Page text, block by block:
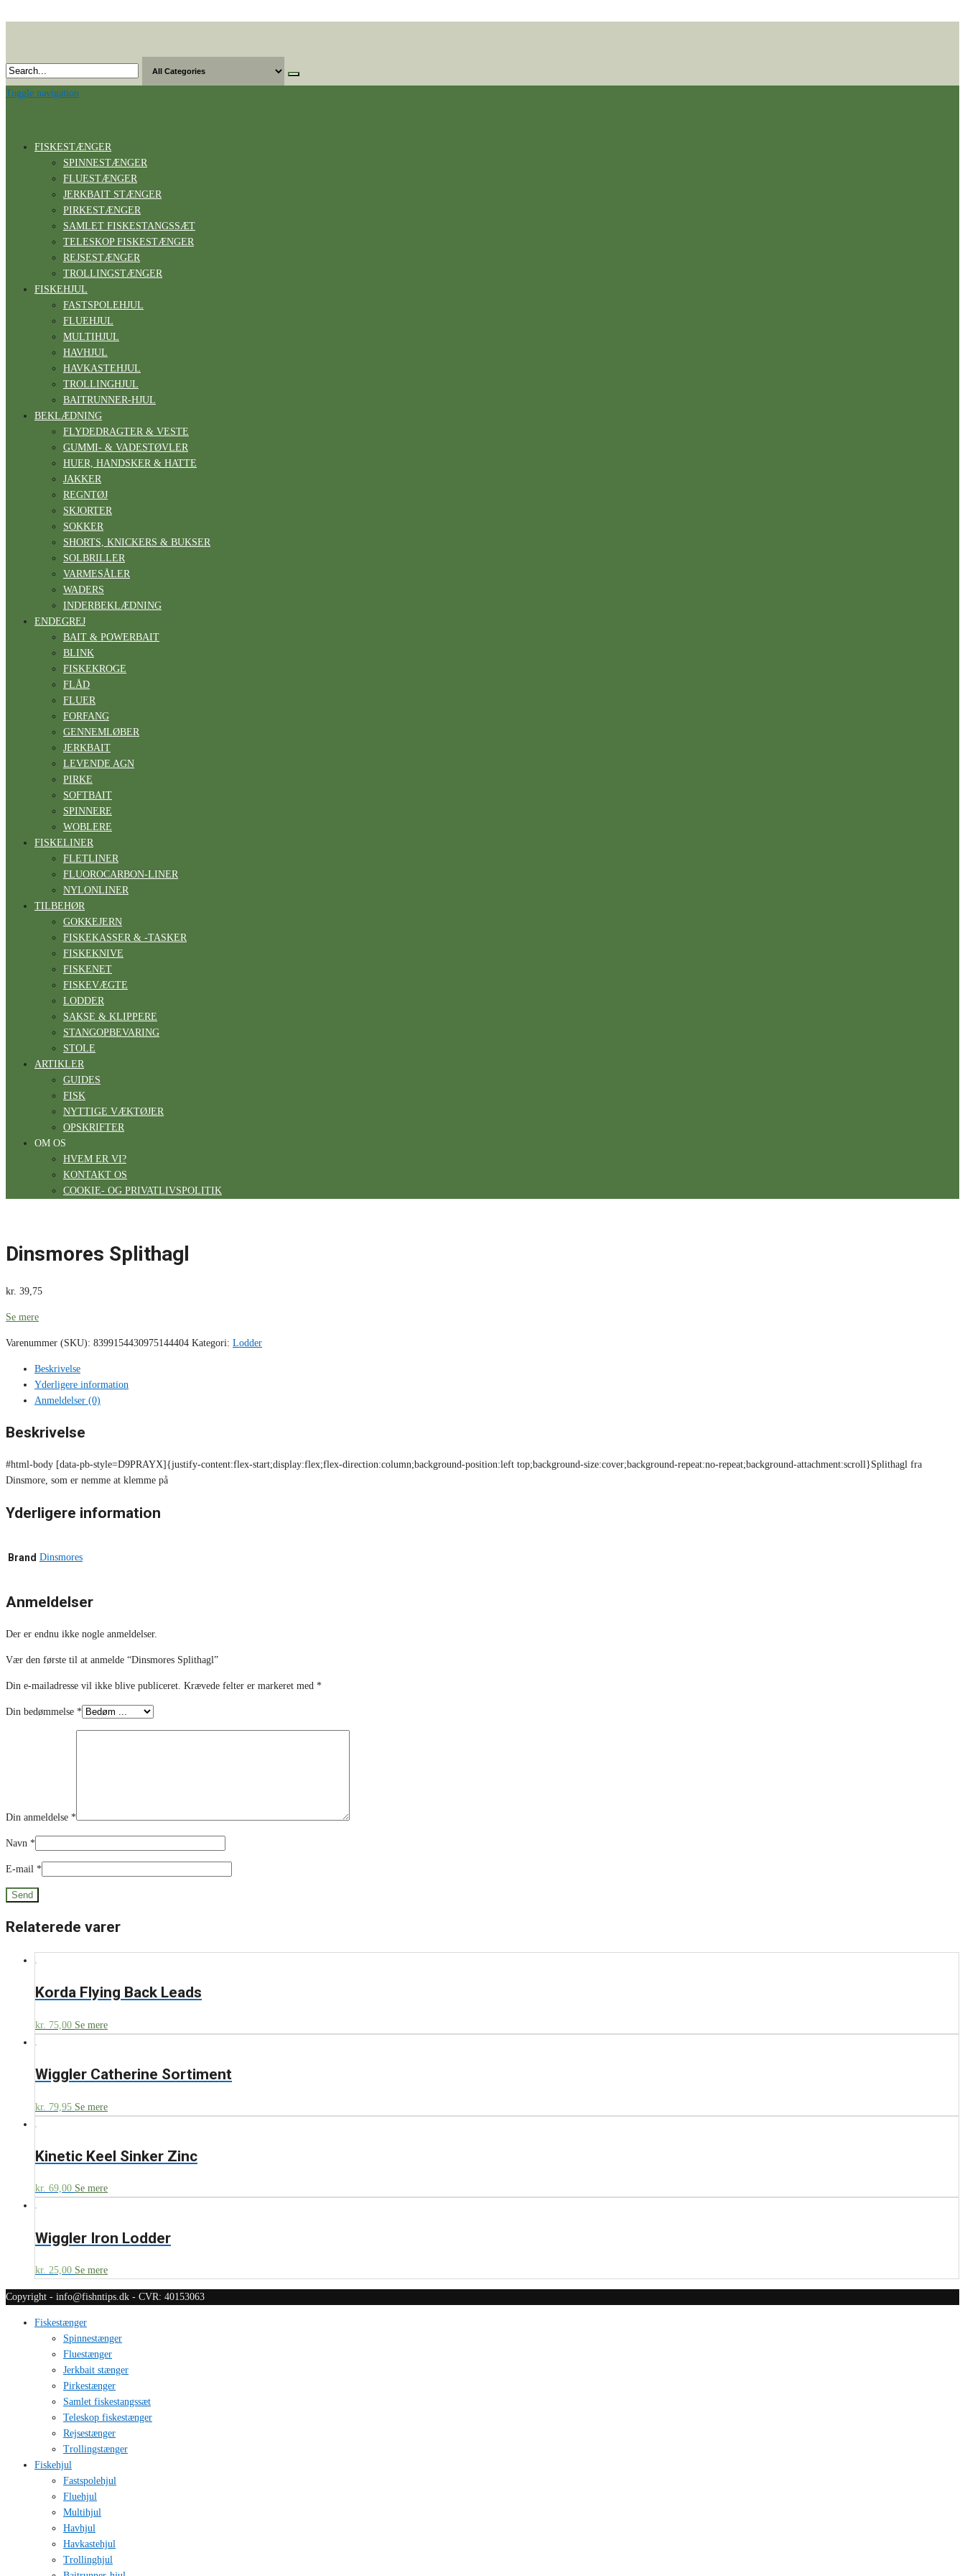
content
Toggle navigation
FISKESTÆNGER
SPINNESTÆNGER
FLUESTÆNGER
JERKBAIT STÆNGER
PIRKESTÆNGER
SAMLET FISKESTANGSSÆT
TELESKOP FISKESTÆNGER
REJSESTÆNGER
TROLLINGSTÆNGER
FISKEHJUL
FASTSPOLEHJUL
FLUEHJUL
MULTIHJUL
HAVHJUL
HAVKASTEHJUL
TROLLINGHJUL
BAITRUNNER-HJUL
BEKLÆDNING
FLYDEDRAGTER & VESTE
GUMMI- & VADESTØVLER
HUER, HANDSKER & HATTE
JAKKER
REGNTØJ
SKJORTER
SOKKER
SHORTS, KNICKERS & BUKSER
SOLBRILLER
VARMESÅLER
WADERS
INDERBEKLÆDNING
ENDEGREJ
BAIT & POWERBAIT
BLINK
FISKEKROGE
FLÅD
FLUER
FORFANG
GENNEMLØBER
JERKBAIT
LEVENDE AGN
PIRKE
SOFTBAIT
SPINNERE
WOBLERE
FISKELINER
FLETLINER
FLUOROCARBON-LINER
NYLONLINER
TILBEHØR
GOKKEJERN
FISKEKASSER & -TASKER
FISKEKNIVE
FISKENET
FISKEVÆGTE
LODDER
SAKSE & KLIPPERE
STANGOPBEVARING
STOLE
ARTIKLER
GUIDES
FISK
NYTTIGE VÆKTØJER
OPSKRIFTER
OM OS
HVEM ER VI?
KONTAKT OS
COOKIE- OG PRIVATLIVSPOLITIK
Dinsmores Splithagl
kr. 39,75
Se mere
Varenummer (SKU): 8399154430975144404 Kategori: Lodder
Beskrivelse
Yderligere information
Anmeldelser (0)
Beskrivelse
#html-body [data-pb-style=D9PRAYX]{justify-content:flex-start;display:flex;flex-direction:column;background-position:left top;background-size:cover;background-repeat:no-repeat;background-attachment:scroll}Splithagl fra
Dinsmore, som er nemme at klemme på
Yderligere information
Brand Dinsmores
Anmeldelser
Der er endnu ikke nogle anmeldelser.
Vær den første til at anmelde “Dinsmores Splithagl”
Din e-mailadresse vil ikke blive publiceret. Krævede felter er markeret med *
Din bedømmelse *
Din anmeldelse *
Navn *
E-mail *
Relaterede varer
Korda Flying Back Leads
kr. 75,00 Se mere
Wiggler Catherine Sortiment
kr. 79,95 Se mere
Kinetic Keel Sinker Zinc
kr. 69,00 Se mere
Wiggler Iron Lodder
kr. 25,00 Se mere
Copyright - info@fishntips.dk - CVR: 40153063
Fiskestænger
Spinnestænger
Fluestænger
Jerkbait stænger
Pirkestænger
Samlet fiskestangssæt
Teleskop fiskestænger
Rejsestænger
Trollingstænger
Fiskehjul
Fastspolehjul
Fluehjul
Multihjul
Havhjul
Havkastehjul
Trollinghjul